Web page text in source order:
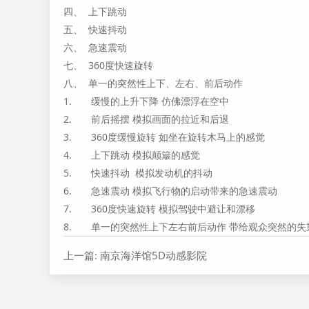
四、 上下跳动
五、 快速抖动
六、 急速震动
七、 360度快速旋转
八、 单一的突然性上下、左右、前后动作
1. 缓慢的上升下降 仿佛漂浮在空中
2. 前后摇摆 模拟画面的拉近和后退
3. 360度缓慢旋转 如坐在旋转木马上的感觉
4. 上下跳动 模拟颠簸的感觉
5. 快速抖动 模拟发动机的抖动
6. 急速震动 模拟飞行物的启动带来的急速震动
7. 360度快速旋转 模拟驾驶中避让和漂移
8. 单一的突然性上下左右前后动作 带给观众突然的失
上一篇: 南京海洋馆5D动感影院